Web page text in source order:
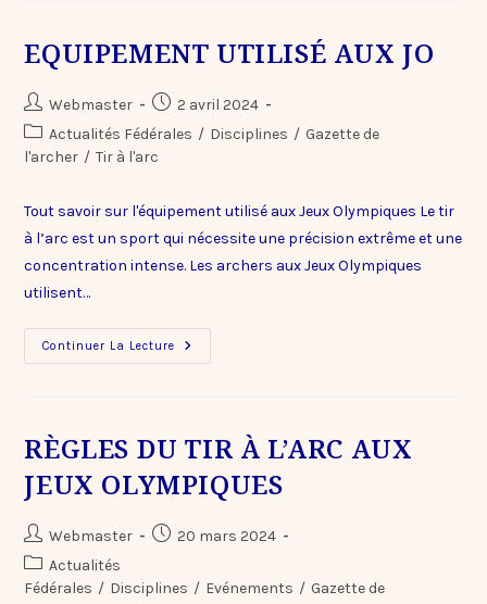
EQUIPEMENT UTILISÉ AUX JO
Webmaster
2 avril 2024
Actualités Fédérales / Disciplines / Gazette de
l'archer / Tir à l'arc
Tout savoir sur l'équipement utilisé aux Jeux Olympiques Le tir
à l’arc est un sport qui nécessite une précision extrême et une
concentration intense. Les archers aux Jeux Olympiques
utilisent…
Continuer La Lecture
RÈGLES DU TIR À L’ARC AUX
JEUX OLYMPIQUES
Webmaster
20 mars 2024
Actualités
Fédérales / Disciplines / Evénements / Gazette de